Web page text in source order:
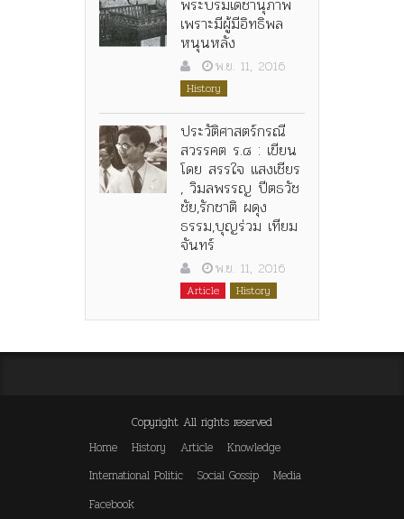
เพราะมีผู้มีอิทธิพล
หนุนหลัง
พ.ย. 11, 2016
History
ประวัติศาสตร์กรณี
สวรรคต ร.๘ : เขียน
โดย สรรใจ แสงเชียร
, วิมลพรรญ ปีตธวัช
ชัย,รักชาติ ผดุง
ธรรม,บุญร่วม เทียม
จันทร์
พ.ย. 11, 2016
Article History
Copyright All rights reserved
Home
History Article
Knowledge
International Politic
Social Gossip
Media
Facebook